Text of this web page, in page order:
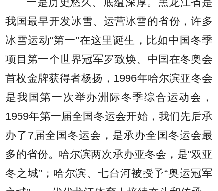
一是历史悠久、底蕴深厚。黑龙江省是
我国最早开发冰雪、运营冰雪的省份，许多
冰雪运动“第一”在这里诞生，比如中国冬季
项目第一个世界冠军罗致焕、中国在冬奥会
首枚金牌获得者杨扬，1996年哈尔滨亚冬会
是我国第一次举办洲际冬季综合运动会，
1959年第一届全国冬运会开始，我们先后承
办了7届全国冬运会，是承办全国冬运会最
多的省份。哈尔滨两次承办亚冬会，是“双亚
冬之城”；哈尔滨、七台河被授予“奥运冠军